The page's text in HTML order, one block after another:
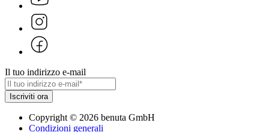
Il tuo indirizzo e-mail
Iscriviti ora
Copyright© 2026 benuta GmbH
Condizioni generali